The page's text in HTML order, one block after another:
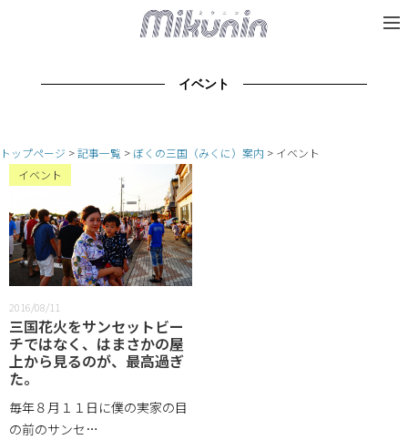
イベント
トップページ 記事一覧 ぼくの三国（みくに）案内
イベント
イベント
2016/08/11
三国花火をサンセットビー
チではなく、はまさかの屋
上から見るのが、最高過ぎ
た。
毎年８月１１日に僕の実家の目
の前のサンセ…